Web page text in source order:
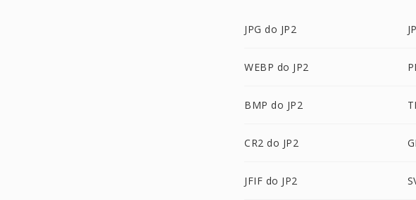
JPG do JP2
WEBP do JP2
BMP do JP2
CR2 do JP2
JFIF do JP2